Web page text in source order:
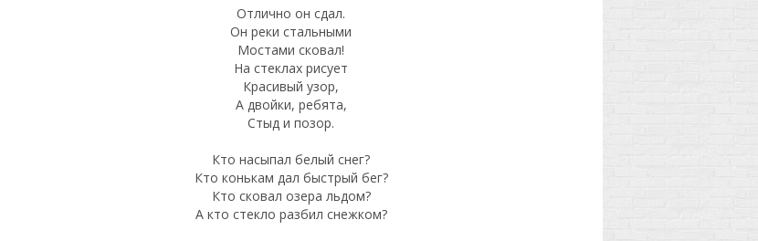
Отлично он сдал.
Он реки стальными
Мостами сковал!
На стеклах рисует
Красивый узор,
А двойки, ребята,
Стыд и позор.
Кто насыпал белый снег?
Кто конькам дал быстрый бег?
Кто сковал озера льдом?
А кто стекло разбил снежком?